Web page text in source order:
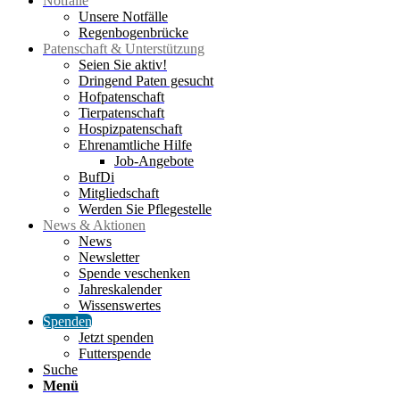
Unsere Notfälle
Regenbogenbrücke
Patenschaft & Unterstützung
Seien Sie aktiv!
Dringend Paten gesucht
Hofpatenschaft
Tierpatenschaft
Hospizpatenschaft
Ehrenamtliche Hilfe
Job-Angebote
BufDi
Mitgliedschaft
Werden Sie Pflegestelle
News & Aktionen
News
Newsletter
Spende veschenken
Jahreskalender
Wissenswertes
Spenden
Jetzt spenden
Futterspende
Suche
Menü